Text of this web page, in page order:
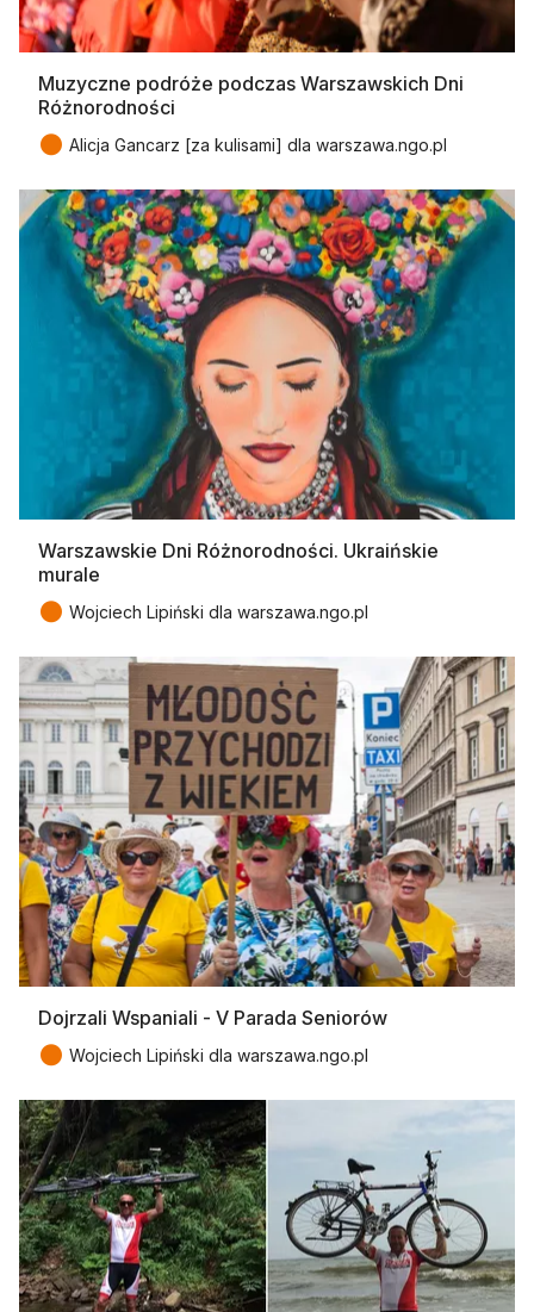
Muzyczne podróże podczas Warszawskich Dni
Różnorodności
● Alicja Gancarz [za kulisami] dla warszawa.ngo.pl
Warszawskie Dni Różnorodności. Ukraińskie
murale
● Wojciech Lipiński dla warszawa.ngo.pl
Dojrzali Wspaniali - V Parada Seniorów
● Wojciech Lipiński dla warszawa.ngo.pl